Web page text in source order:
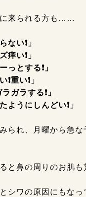
来られる方も……
ない❗」
痒い❗」
っとする❗」
重い❗」
ラガラする❗」
ようにしんどい❗」
られ、月曜から急な
と鼻の周りのお肌も
シワの原因にもな